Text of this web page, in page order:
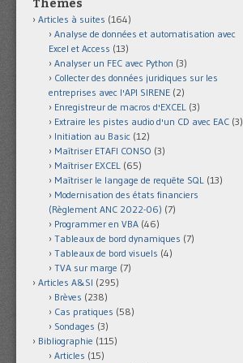
Thèmes
Articles à suites (164)
Analyse de données et automatisation avec
Excel et Access (13)
Analyser un FEC avec Python (3)
Collecter des données juridiques sur les
entreprises avec l'API SIRENE (2)
Enregistreur de macros d'EXCEL (3)
Extraire les pistes audio d'un CD avec EAC (3)
Initiation au Basic (12)
Maîtriser ETAFI CONSO (3)
Maîtriser EXCEL (65)
Maîtriser le langage de requête SQL (13)
Modernisation des états financiers
(Règlement ANC 2022-06) (7)
Programmer en VBA (46)
Tableaux de bord dynamiques (7)
Tableaux de bord visuels (4)
TVA sur marge (7)
Articles A&SI (295)
Brèves (238)
Cas pratiques (58)
Sondages (3)
Bibliographie (115)
Articles (15)